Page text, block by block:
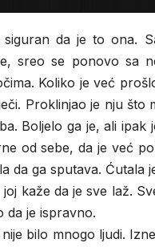
siguran da je to ona.
sreo se ponovo sa
Koliko je već
Proklinjao je nju što
Boljelo ga je, ali ipak
od sebe, da je već
da ga sputava. Ćutala
kaže da je sve laž.
da je ispravno.
bilo mnogo ljudi.